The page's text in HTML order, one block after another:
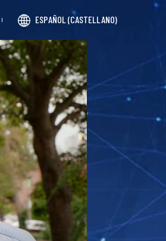
ESPAÑOL (CASTELLANO)